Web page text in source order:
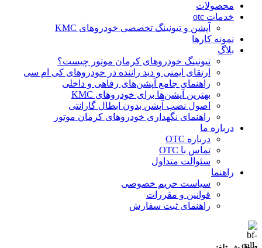
محصولات
خدمات otc
آپشن و تیونینگ تخصصی خودروهای KMC
نمونه کارها
بلاگ
تیونینگ خودروهای کرمان موتور چیست؟
ارتقای ایمنی و دید راننده در خودروهای کی ام سی
راهنمای جامع آپشن‌های رفاهی و داخلی
بهترین آپشن‌ها برای خودروهای KMC
اصول نصب آپشن بدون ابطال گارانتی
راهنمای نگهداری خودروهای کرمان موتور
درباره ما
درباره OTC
تماس با OTC
سئوالت متداول
راهنما
سیاست حریم خصوصی
قوانین و مقررات
راهنمای ثبت سفارش